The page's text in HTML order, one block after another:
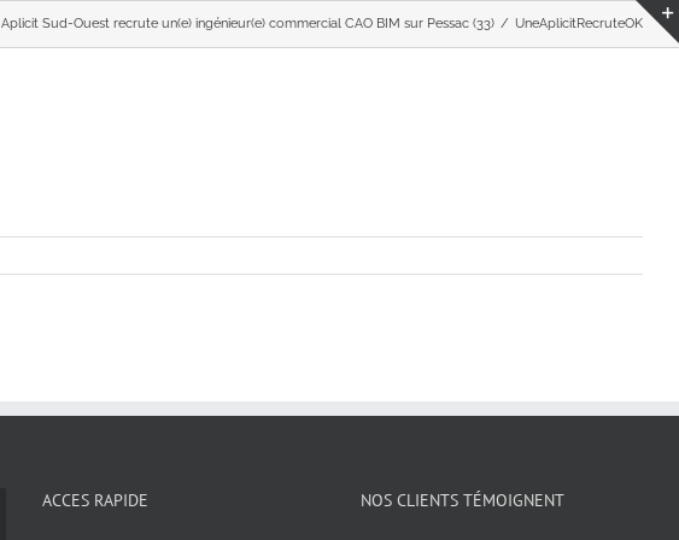
Aplicit Sud-Ouest recrute un(e) ingénieur(e) commercial CAO BIM sur Pessac (33) UneAplicitRecruteOK
ACCES RAPIDE NOS CLIENTS TÉMOIGNENT